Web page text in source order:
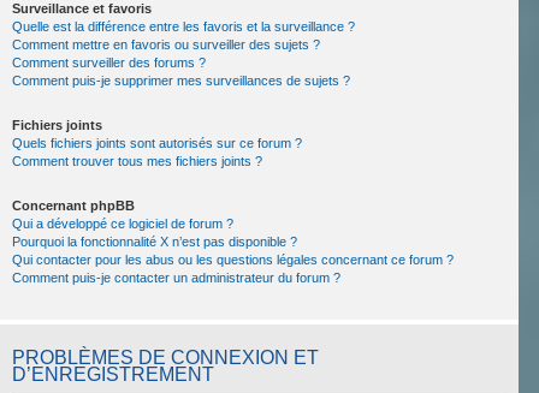
Surveillance et favoris
Quelle est la différence entre les favoris et la surveillance ?
Comment mettre en favoris ou surveiller des sujets ?
Comment surveiller des forums ?
Comment puis-je supprimer mes surveillances de sujets ?
Fichiers joints
Quels fichiers joints sont autorisés sur ce forum ?
Comment trouver tous mes fichiers joints ?
Concernant phpBB
Qui a développé ce logiciel de forum ?
Pourquoi la fonctionnalité X n’est pas disponible ?
Qui contacter pour les abus ou les questions légales concernant ce forum ?
Comment puis-je contacter un administrateur du forum ?
PROBLÈMES DE CONNEXION ET
D’ENREGISTREMENT